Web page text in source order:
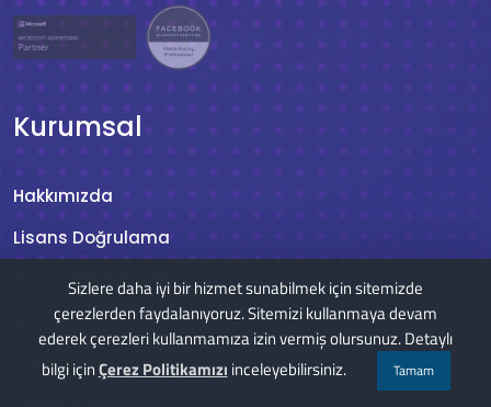
Kurumsal
Hakkımızda
Lisans Doğrulama
Banka Hesaplarımız
Vizyon & Misyon
Hizmet Sözleşmesi
Sizlere daha iyi bir hizmet sunabilmek için sitemizde
çerezlerden faydalanıyoruz. Sitemizi kullanmaya devam
ederek çerezleri kullanmamıza izin vermiş olursunuz. Detaylı
bilgi içinÇerez Politikamızı inceleyebilirsiniz. Tamam